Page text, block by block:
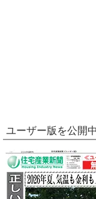
ユーザー版を公開中